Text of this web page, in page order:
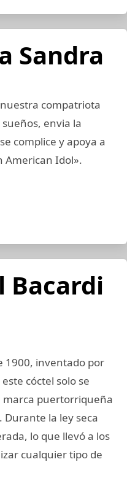
Sandra
compatriota
envia la
complice y apoya a
American Idol».
Bacardi
1900, inventado por
cóctel solo se
marca puertorriqueña
Durante la ley seca
lo que llevó a los
cualquier tipo de